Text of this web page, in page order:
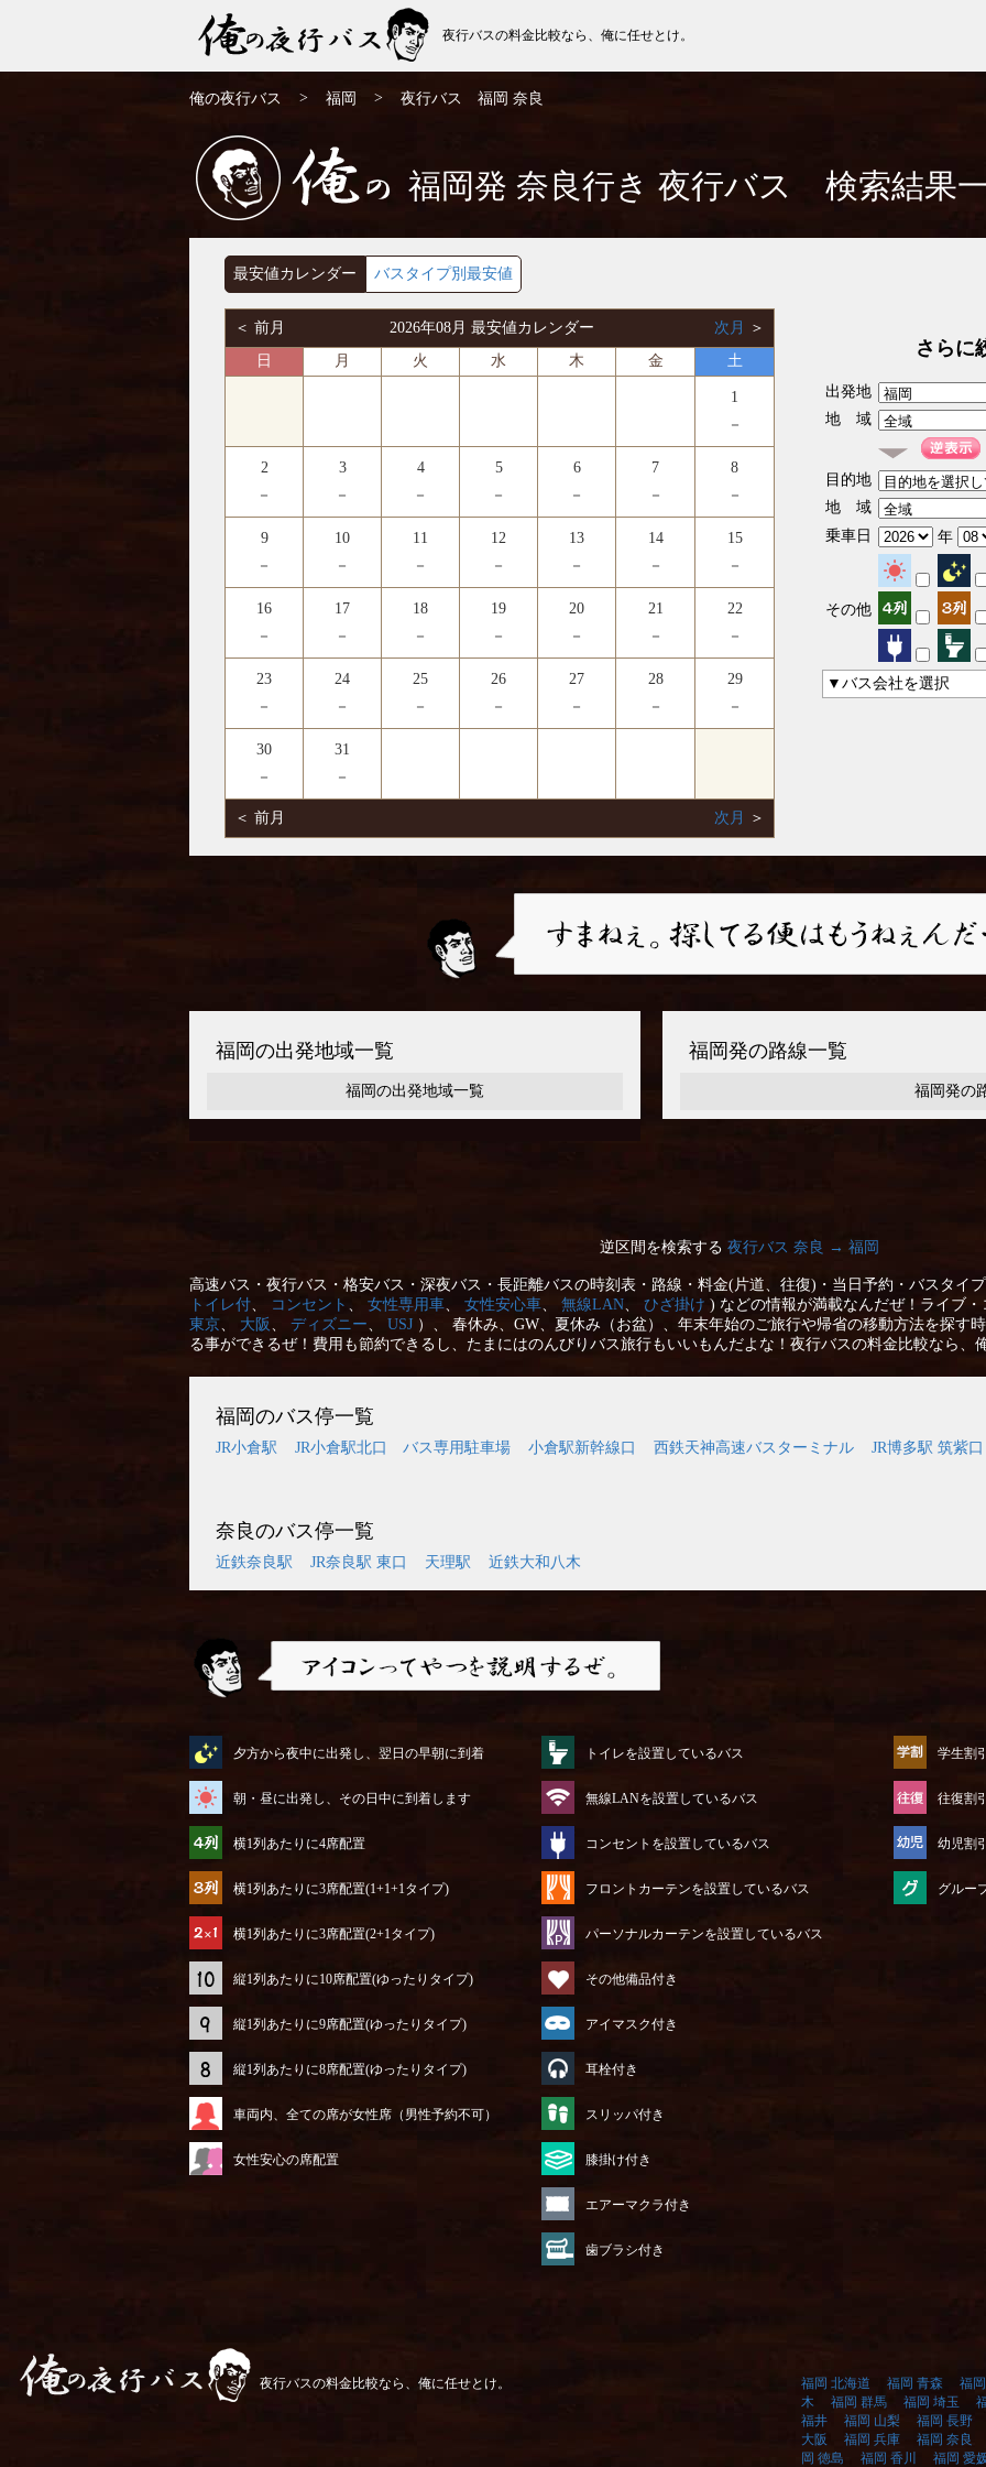
夜行バス
夜行バスの料金比較なら、俺に任せとけ。
俺の夜行バス > 福岡 > 夜行バス 福岡 奈良
俺の
福岡発 奈良行き 夜行バス 検索結果
最安値カレンダー バスタイプ別最安値
＜ 前月 2026年08月 最安値カレンダー 次月
＞
日
月 火 水 木 金 土
1
－
2
－
3
－
4
－
5
－
6
－
7
－
8
－
9
－
10
－
11
－
12
－
13
－
14
－
15
－
16
－
17
－
18
－
19
－
20
－
21
－
22
－
23
－
24
－
25
－
26
－
27
－
28
－
29
－
30
－
31
－
＜ 前月 次月 ＞
さらに
出発地
地 域
目的地
地 域
乗車日
年
その他
▼バス会社を選択
福岡の出発地域一覧
福岡の出発地域一覧
福岡発の路線一覧
福岡発の
逆区間を検索する 夜行バス 奈良 → 福岡
高速バス・夜行バス・格安バス・深夜バス・長距離バスの時刻表・路線・料金(片道、往復)・当日予約・バスタイ
トイレ付、 コンセント 、 女性専用車、 女性安心車、 無線LAN、 ひざ掛け ) などの情報が満載なんだぜ！ライブ
東京、 大阪 、 ディズニー、 USJ ）、 春休み、GW、夏休み（お盆）、年末年始のご旅行や帰省の移動方法を探す
る事ができるぜ！費用も節約できるし、たまにはのんびりバス旅行もいいもんだよな！夜行バスの料金比較なら、
福岡のバス停一覧
JR小倉駅 JR小倉駅北口 バス専用駐車場 小倉駅新幹線口 西鉄天神高速バスターミナル JR博多駅 筑紫
奈良のバス停一覧
近鉄奈良駅 JR奈良駅 東口 天理駅 近鉄大和八木
夕方から夜中に出発し、翌日の早朝に到着
朝・昼に出発し、その日中に到着します
横1列あたりに4席配置
横1列あたりに3席配置(1+1+1タイプ)
横1列あたりに3席配置(2+1タイプ)
縦1列あたりに10席配置(ゆったりタイプ)
縦1列あたりに9席配置(ゆったりタイプ)
縦1列あたりに8席配置(ゆったりタイプ)
車両内、全ての席が女性席（男性予約不可）
女性安心の席配置
トイレを設置しているバス
無線LANを設置しているバス
コンセントを設置しているバス
フロントカーテンを設置しているバス
パーソナルカーテンを設置しているバス
その他備品付き
アイマスク付き
耳栓付き
スリッパ付き
膝掛け付き
エアーマクラ付き
歯ブラシ付き
学生割
往復割
幼児割
グルー
夜行バスの料金比較なら、俺に任せとけ。 福岡 北海道 福岡 青森
福
木
福岡 群馬 福岡 埼玉
福井
福岡 山梨
福岡 長野
大阪
福岡 兵庫
福岡 奈良
岡 徳島
福岡 香川 福岡 愛